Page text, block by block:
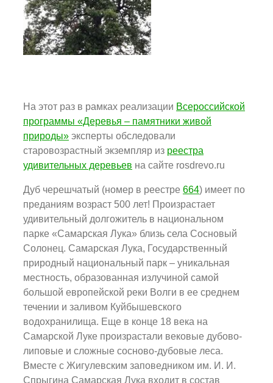
На этот раз в рамках реализации Всероссийской
программы «Деревья – памятники живой
природы» эксперты обследовали
старовозрастный экземпляр из реестра
удивительных деревьев на сайте rosdrevo.ru
Дуб черешчатый (номер в реестре 664) имеет по
преданиям возраст 500 лет! Произрастает
удивительный долгожитель в национальном
парке «Самарская Лука» близь села Сосновый
Солонец. Самарская Лука, Государственный
природный национальный парк – уникальная
местность, образованная излучиной самой
большой европейской реки Волги в ее среднем
течении и заливом Куйбышевского
водохранилища. Еще в конце 18 века на
Самарской Луке произрастали вековые дубово-
липовые и сложные сосново-дубовые леса.
Вместе с Жигулевским заповедником им. И. И.
Спрыгина Самарская Лука входит в состав